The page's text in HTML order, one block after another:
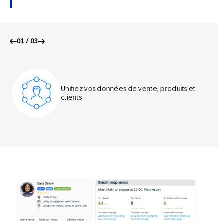
01 / 03
Unifiez vos données de vente, produits et
clients